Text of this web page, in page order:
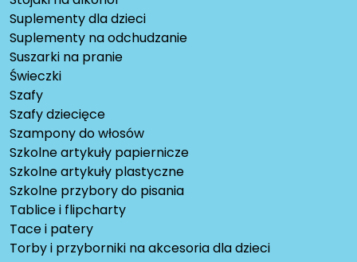
Suplementy dla dzieci
Suplementy na odchudzanie
Suszarki na pranie
Świeczki
Szafy
Szafy dziecięce
Szampony do włosów
Szkolne artykuły papiernicze
Szkolne artykuły plastyczne
Szkolne przybory do pisania
Tablice i flipcharty
Tace i patery
Torby i przyborniki na akcesoria dla dzieci